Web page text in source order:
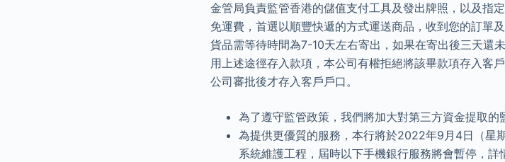
金管局負責監管香港的儲值支付工具及發出牌照，以及指
免運費，首選以順豐快遞的方式運送商品，收到您的訂單
貨品需等待時間為7-10天左右寄出，如果在寄出後三天還
用上述途徑存入款項，本公司有權拒絕將該畢款項存入客
公司審批後才存入客戶戶口。
為了遵守監管政策，我們將加大對第三方資金提取的
為提供更優質的服務，本行將於2022年9月4日（星
系統維護工程，屆時以下手機銀行服務將會暫停，詳